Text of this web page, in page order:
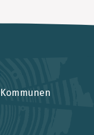
Kommunen